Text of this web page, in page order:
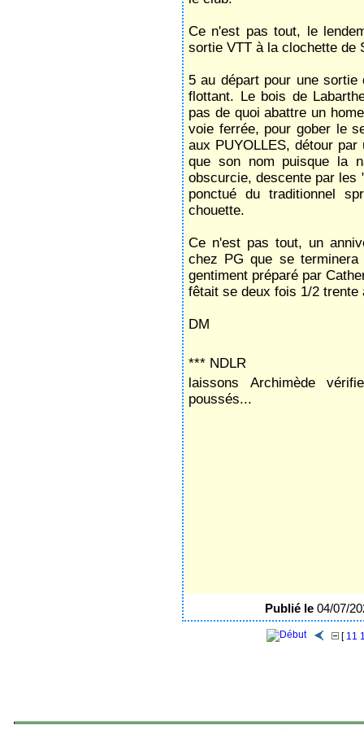
Ce n'est pas tout, le
sortie VTT à la clochette de
5 au départ pour une
flottant. Le bois de
pas de quoi abattre un
voie ferrée, pour gober le
aux PUYOLLES, détour par
que son nom puisque la
obscurcie, descente par les
ponctué du traditionnel
chouette.
Ce n'est pas tout, un
chez PG que se
gentiment préparé par
fêtait se deux fois 1/2
DM
*** NDLR
laissons Archimède
poussés...
Publié le 04/07/
[ 11